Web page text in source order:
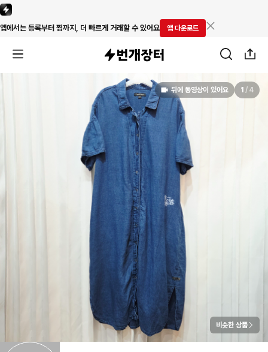
앱에서는 등록부터 찜까지, 더 빠르게 거래할 수 있어요 앱 다운로드
뒤에 동영상이 있어요 1 / 4
비슷한 상품